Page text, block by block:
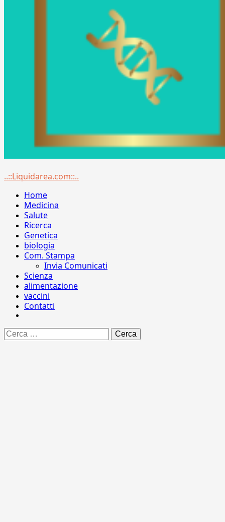
Menu
..::Liquidarea.com::..
Home
Medicina
Salute
Ricerca
Genetica
biologia
Com. Stampa
Invia Comunicati
Scienza
alimentazione
vaccini
Contatti
Ricerca
per: